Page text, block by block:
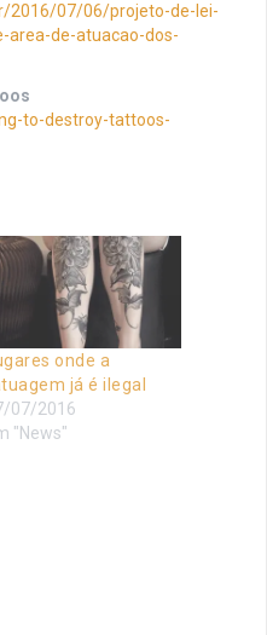
2016/07/06/projeto-de-lei-
area-de-atuacao-dos-
to-destroy-tattoos-
onde a
já é ilegal
07/2016
"News"